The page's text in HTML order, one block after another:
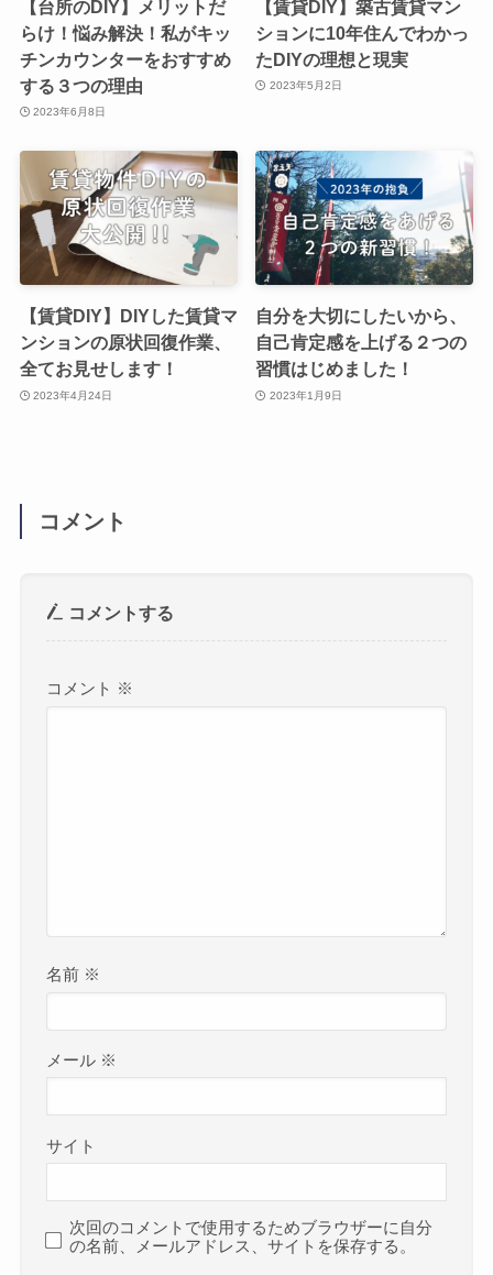
【台所のDIY】メリットだ
らけ！悩み解決！私がキッ
チンカウンターをおすすめ
する３つの理由
2023年6月8日
【賃貸DIY】築古賃貸マン
ションに10年住んでわかっ
たDIYの理想と現実
2023年5月2日
【賃貸DIY】DIYした賃貸マ
ンションの原状回復作業、
全てお見せします！
2023年4月24日
自分を大切にしたいから、
自己肯定感を上げる２つの
習慣はじめました！
2023年1月9日
コメント
コメントする
コメント ※
名前 ※
メール ※
サイト
次回のコメントで使用するためブラウザーに自分
の名前、メールアドレス、サイトを保存する。